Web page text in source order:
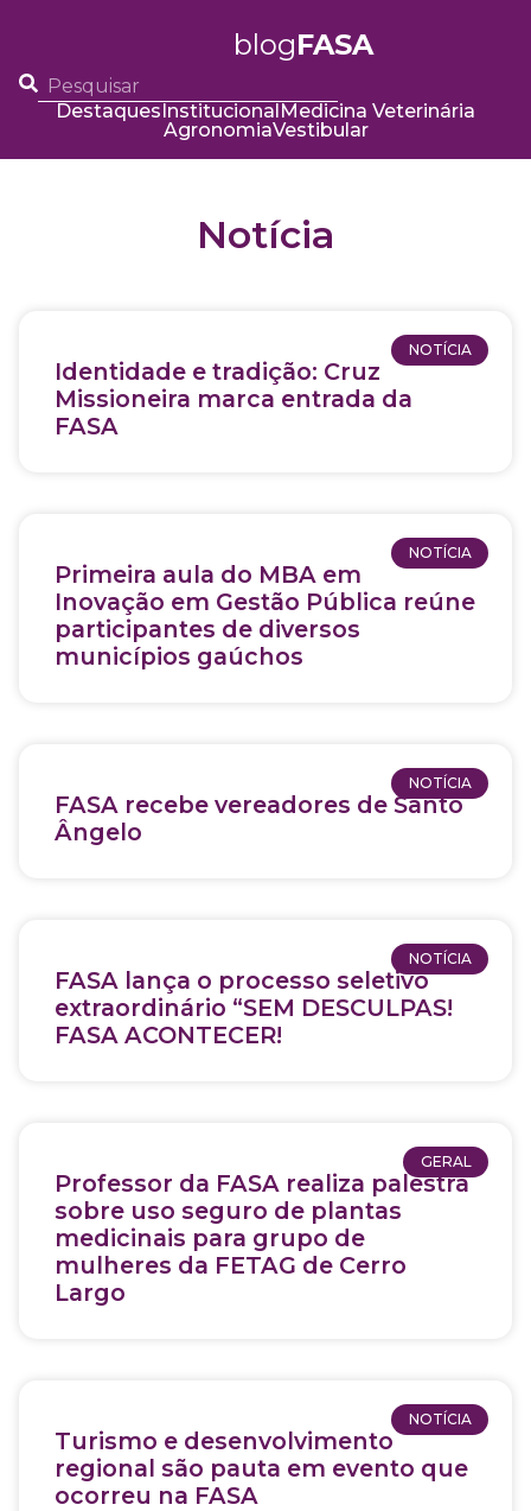
blogFASA
DestaquesInstitucionalMedicina Veterinária
AgronomiaVestibular
Notícia
NOTÍCIA
Identidade e tradição: Cruz
Missioneira marca entrada da
FASA
NOTÍCIA
Primeira aula do MBA em
Inovação em Gestão Pública reúne
participantes de diversos
municípios gaúchos
NOTÍCIA
FASA recebe vereadores de Santo
Ângelo
NOTÍCIA
FASA lança o processo seletivo
extraordinário “SEM DESCULPAS!
FASA ACONTECER!
GERAL
Professor da FASA realiza palestra
sobre uso seguro de plantas
medicinais para grupo de
mulheres da FETAG de Cerro
Largo
NOTÍCIA
Turismo e desenvolvimento
regional são pauta em evento que
ocorreu na FASA